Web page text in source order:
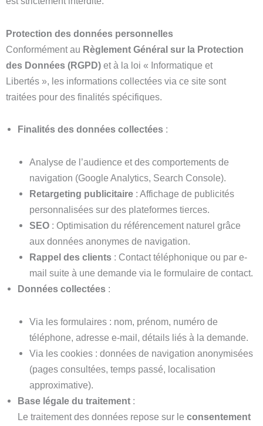
Protection des données personnelles
Conformément au Règlement Général sur la Protection
des Données (RGPD) et à la loi « Informatique et
Libertés », les informations collectées via ce site sont
traitées pour des finalités spécifiques.
Finalités des données collectées :
Analyse de l’audience et des comportements de
navigation (Google Analytics, Search Console).
Retargeting publicitaire : Affichage de publicités
personnalisées sur des plateformes tierces.
SEO : Optimisation du référencement naturel grâce
aux données anonymes de navigation.
Rappel des clients : Contact téléphonique ou par e-
mail suite à une demande via le formulaire de contact.
Données collectées :
Via les formulaires : nom, prénom, numéro de
téléphone, adresse e-mail, détails liés à la demande.
Via les cookies : données de navigation anonymisées
(pages consultées, temps passé, localisation
approximative).
Base légale du traitement :
Le traitement des données repose sur le consentement